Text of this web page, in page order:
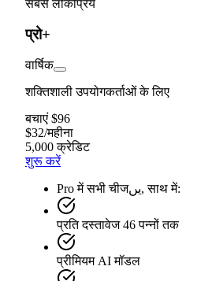
सबसे लोकप्रिय
प्रो+
वार्षिक
शक्तिशाली उपयोगकर्ताओं के लिए
बचाएं $96
$32/महीना
5,000 क्रेडिट
शुरू करें
Pro में सभी चीजیں, साथ में:
प्रति दस्तावेज 46 पन्नों तक
प्रीमियम AI मॉडल